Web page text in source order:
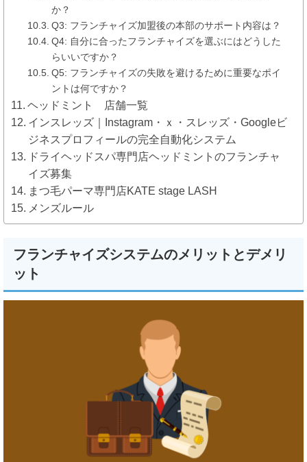
か？
Q3: フランチャイズ加盟後の本部のサポート内容は？
Q4: 自分に合ったフランチャイズを選ぶにはどうした
らいいですか？
Q5: フランチャイズの失敗を避けるために重要なポイ
ントは何ですか？
ヘッドミント 店舗一覧
インスレッズ｜Instagram・ｘ・スレッズ・Googleビ
ジネスプロフィールの完全自動化システム
ドライヘッドスパ専門店ヘッドミントのフランチャ
イズ募集
まつ毛パーマ専門店KATE stage LASH
メンズルール
フランチャイズシステムのメリットとデメリ
ット